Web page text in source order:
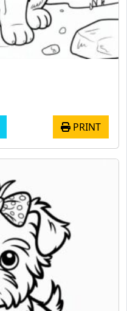
PRINT